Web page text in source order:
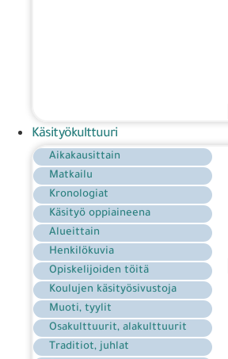
Käsityökulttuuri
Aikakausittain
Matkailu
Kronologiat
Käsityö oppiaineena
Alueittain
Henkilökuvia
Opiskelijoiden töitä
Koulujen käsityösivustoja
Muoti, tyylit
Osakulttuurit, alakulttuurit
Traditiot, juhlat